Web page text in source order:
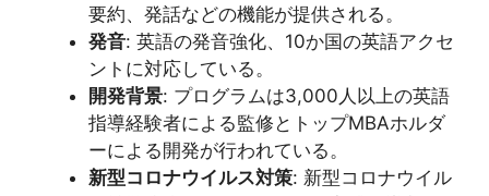
要約、発話などの機能が提供される。
発音: 英語の発音強化、10か国の英語アクセ
ントに対応している。
開発背景: プログラムは3,000人以上の英語
指導経験者による監修とトップMBAホルダ
ーによる開発が行われている。
新型コロナウイルス対策: 新型コロナウイル